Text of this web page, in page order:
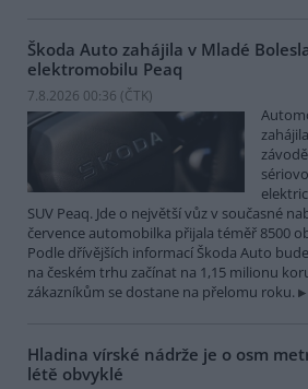
Škoda Auto zahájila v Mladé
elektromobilu Peaq
7.8.2026 00:36 (ČTK)
SUV Peaq. Jde o největší vůz v současné
července automobilka přijala téměř 8500
Podle dřívějších informací Škoda Auto
na českém trhu začínat na 1,15 milionu
zákazníkům se dostane na přelomu roku.
Hladina vírské nádrže je o osm
létě obvyklé